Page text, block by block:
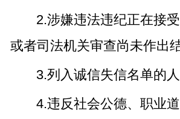
2.涉嫌违法违纪正在接
或者司法机关审查尚未作出
3.列入诚信失信名单的人
4.违反社会公德、职业